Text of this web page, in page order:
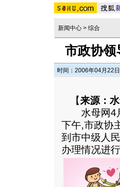
新闻中心 > 综合
市政协领
时间：2006年04月22
【来源：
水母网4月
下午,市政协
到市中级人
办理情况进